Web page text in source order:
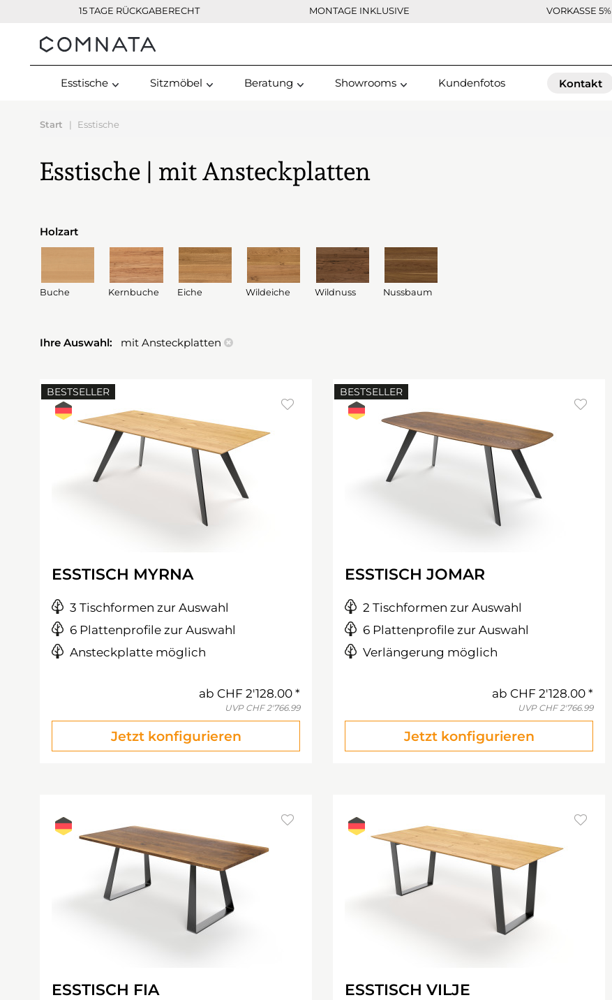
15 TAGE RÜCKGABERECHT MONTAGE INKLUSIVE VORKASSE 5%
Kontakt
Esstische Sitzmöbel Beratung Showrooms Kundenfotos Kontakt
Start Esstische
Esstische | mit Ansteckplatten
Holzart
Buche Kernbuche Eiche Wildeiche Wildnuss Nussbaum
Ihre Auswahl: mit Ansteckplatten
BESTSELLER
ESSTISCH MYRNA
3 Tischformen zur Auswahl
6 Plattenprofile zur Auswahl
Ansteckplatte möglich
ab CHF 2'128.00
UVP CHF 2'766.99
Jetzt konfigurieren
BESTSELLER
ESSTISCH JOMAR
2 Tischformen zur Auswahl
6 Plattenprofile zur Auswahl
Verlängerung möglich
ab CHF 2'128.00
UVP CHF 2'766.99
Jetzt konfigurieren
ESSTISCH FIA ESSTISCH VILJE